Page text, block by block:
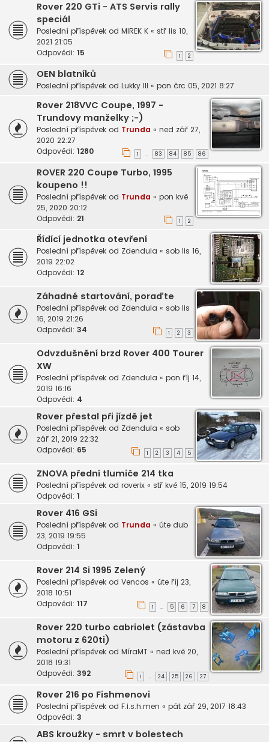
Rover 220 GTi - ATS Servis rally
speciál
Poslední příspěvek od MIREK K « stř lis 10,
2021 21:05
Odpovědi: 15 1 2
OEN blatníků
Poslední příspěvek od Lukky III « pon črc 05, 2021 8:27
Rover 218VVC Coupe, 1997 -
Trundovy manželky ;-)
Poslední příspěvek od Trunda « ned zář 27,
2020 22:27
Odpovědi: 1280 1 … 83 84 85 86
ROVER 220 Coupe Turbo, 1995
koupeno !!
Poslední příspěvek od Trunda « pon kvě
25, 2020 20:12
Odpovědi: 21 1 2
Řídící jednotka otevření
Poslední příspěvek od Zdendula « sob lis 16,
2019 22:02
Odpovědi: 12
Záhadné startování, poraďte
Poslední příspěvek od Zdendula « sob lis
16, 2019 21:26
Odpovědi: 34 1 2 3
Odvzdušnění brzd Rover 400 Tourer
XW
Poslední příspěvek od Zdendula « pon říj 14,
2019 16:16
Odpovědi: 4
Rover přestal při jízdě jet
Poslední příspěvek od Zdendula « sob
zář 21, 2019 22:32
Odpovědi: 65 1 2 3 4 5
ZNOVA přední tlumiče 214 tka
Poslední příspěvek od roverix « stř kvě 15, 2019 19:54
Odpovědi: 1
Rover 416 GSi
Poslední příspěvek od Trunda « úte dub
23, 2019 19:55
Odpovědi: 1
Rover 214 Si 1995 Zelený
Poslední příspěvek od Vencos « úte říj 23,
2018 10:51
Odpovědi: 117 1 … 5 6 7 8
Rover 220 turbo cabriolet (zástavba
motoru z 620ti)
Poslední příspěvek od MíraMT « ned kvě 20,
2018 19:31
Odpovědi: 392 1 … 24 25 26 27
Rover 216 po Fishmenovi
Poslední příspěvek od F.i.s.h.men « pát zář 29, 2017 18:43
Odpovědi: 3
ABS kroužky - smrt v bolestech